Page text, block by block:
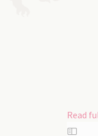
Read
Skip